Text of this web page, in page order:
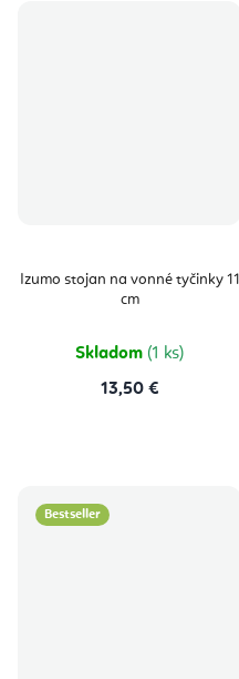
Izumo stojan na vonné tyčinky 11
cm
Skladom (1 ks)
13,50 €
Bestseller